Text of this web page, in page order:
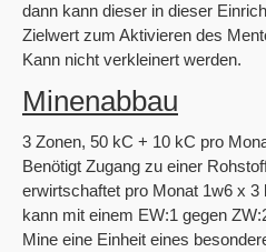
dann kann dieser in dieser
Zielwert zum Aktivieren des
Kann nicht verkleinert werden.
Minenabbau
3 Zonen, 50 kC + 10 kC pro
Benötigt Zugang zu einer
erwirtschaftet pro Monat 1w6 x
kann mit einem EW:1 gegen
Mine eine Einheit eines